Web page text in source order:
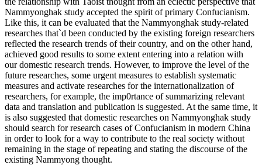
Nammyonghak study accepted the spirit of primary Confucianism.
Like this, it can be evaluated that the Nammyonghak study-related
researches that`d been conducted by the existing foreign researchers
reflected the research trends of their country, and on the other hand,
achieved good results to some extent entering into a relation with
our domestic research trends. However, to improve the level of the
future researches, some urgent measures to establish systematic
measures and activate researches for the internationalization of
researchers, for example, the imp0rtance of summarizing relevant
data and translation and publication is suggested. At the same time, it
is also suggested that domestic researches on Nammyonghak study
should search for research cases of Confucianism in modern China
in order to look for a way to contribute to the real society without
remaining in the stage of repeating and stating the discourse of the
existing Nammyong thought.